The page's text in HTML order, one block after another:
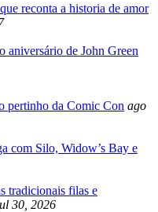
reconta a historia de amor
aniversário de John Green
pertinho da Comic Con ago
com Silo, Widow’s Bay e
tradicionais filas e
30, 2026